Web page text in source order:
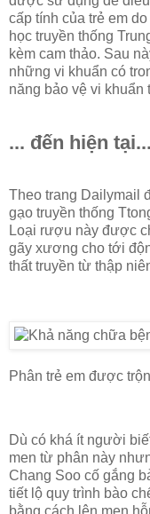
cấp tính của trẻ em
học truyền thống
kèm cam thảo. Sau
những vi khuẩn có
năng bảo vệ vi khuẩn
... đến hiện tại...
Theo trang Dailymail
gạo truyền thống
Loại rượu này được
gãy xương cho tới
thất truyền từ thập
Phân trẻ em được
Dù có khá ít người
men từ phân này
Chang Soo cố gắng
tiết lộ quy trình bào
bằng cách lên men